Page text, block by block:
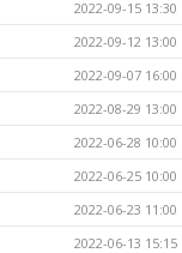
2022-09-15 13:30
2022-09-12 13:00
2022-09-07 16:00
2022-08-29 13:00
2022-06-28 10:00
2022-06-25 10:00
2022-06-23 11:00
2022-06-13 15:15